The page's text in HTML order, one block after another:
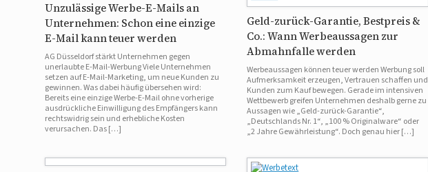
Unzulässige Werbe-E-Mails an
Unternehmen: Schon eine einzige
E-Mail kann teuer werden
AG Düsseldorf stärkt Unternehmen gegen
unerlaubte E-Mail-Werbung Viele Unternehmen
setzen auf E-Mail-Marketing, um neue Kunden zu
gewinnen. Was dabei häufig übersehen wird:
Bereits eine einzige Werbe-E-Mail ohne vorherige
ausdrückliche Einwilligung des Empfängers kann
rechtswidrig sein und erhebliche Kosten
verursachen. Das […]
Geld-zurück-Garantie, Bestpreis &
Co.: Wann Werbeaussagen zur
Abmahnfalle werden
Werbeaussagen können teuer werden Werbung soll
Aufmerksamkeit erzeugen, Vertrauen schaffen und
Kunden zum Kauf bewegen. Gerade im intensiven
Wettbewerb greifen Unternehmen deshalb gerne zu
Aussagen wie „Geld-zurück-Garantie“,
„Deutschlands Nr. 1“, „100 % Originalware“ oder
„2 Jahre Gewährleistung“. Doch genau hier […]